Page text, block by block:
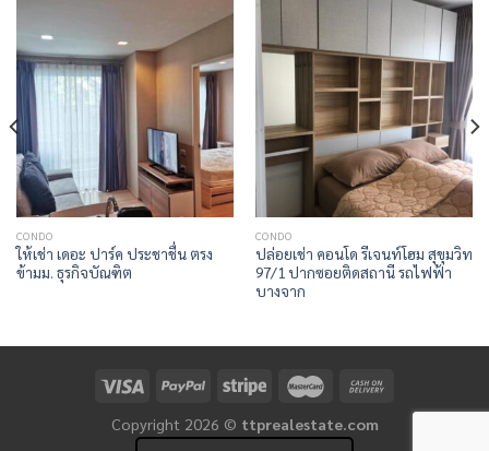
CONDO
ให้เช่า เดอะ ปาร์ค ประชาชื่น ตรง
ข้ามม. ธุรกิจบัณฑิต
CONDO
ปล่อยเช่า คอนโด รีเจนท์โฮม สุขุมวิท
97/1 ปากซอยติดสถานี รถไฟฟ้า
บางจาก
Copyright 2026 © ttprealestate.com